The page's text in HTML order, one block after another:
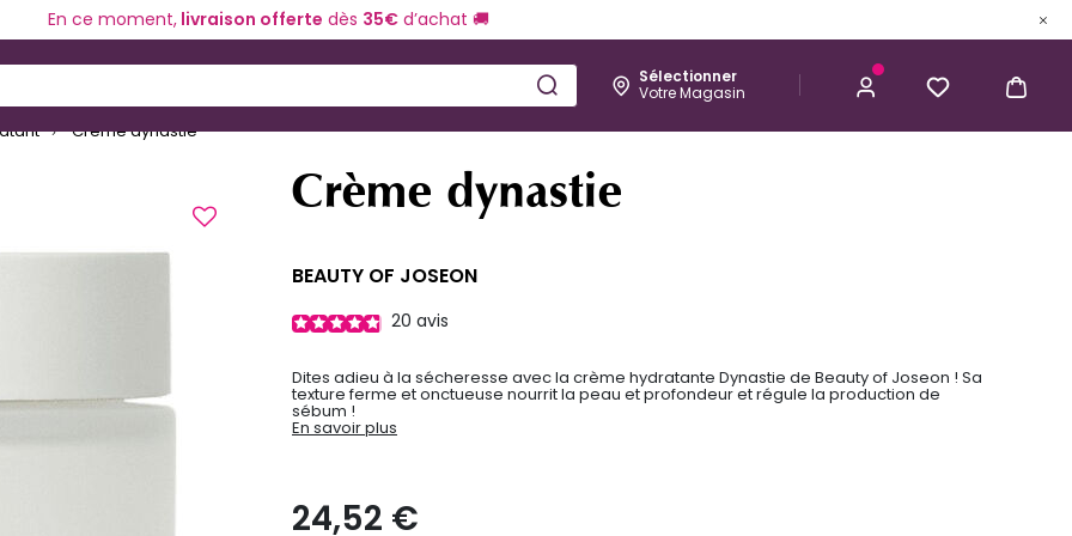
En ce moment,livraison offerte dès 35€d’achat 🚚
Sélectionner
Votre Magasin
Esthétique Homme Kérastase
Crème dynastie
Crème dynastie
BEAUTY OF JOSEON
20 avis
Dites adieu à la sécheresse avec la crème hydratante Dynastie de Beauty of Joseon ! Sa
texture ferme et onctueuse nourrit la peau et profondeur et régule la production de
sébum !
En savoir plus
24,52 €